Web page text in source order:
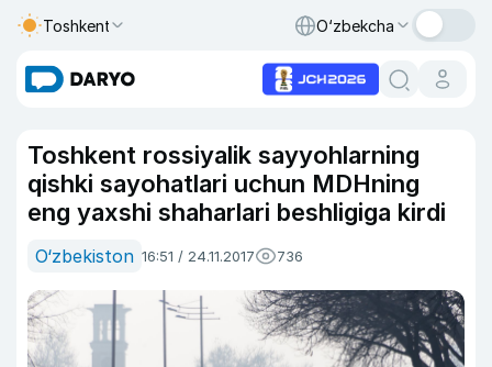
Toshkent O‘zbekcha
Toshkent rossiyalik sayyohlarning
qishki sayohatlari uchun MDHning
eng yaxshi shaharlari beshligiga kirdi
O‘zbekiston 16:51 / 24.11.2017 736